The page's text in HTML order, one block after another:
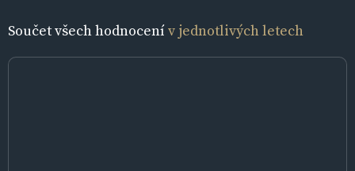
Součet všech hodnocenív jednotlivých letech